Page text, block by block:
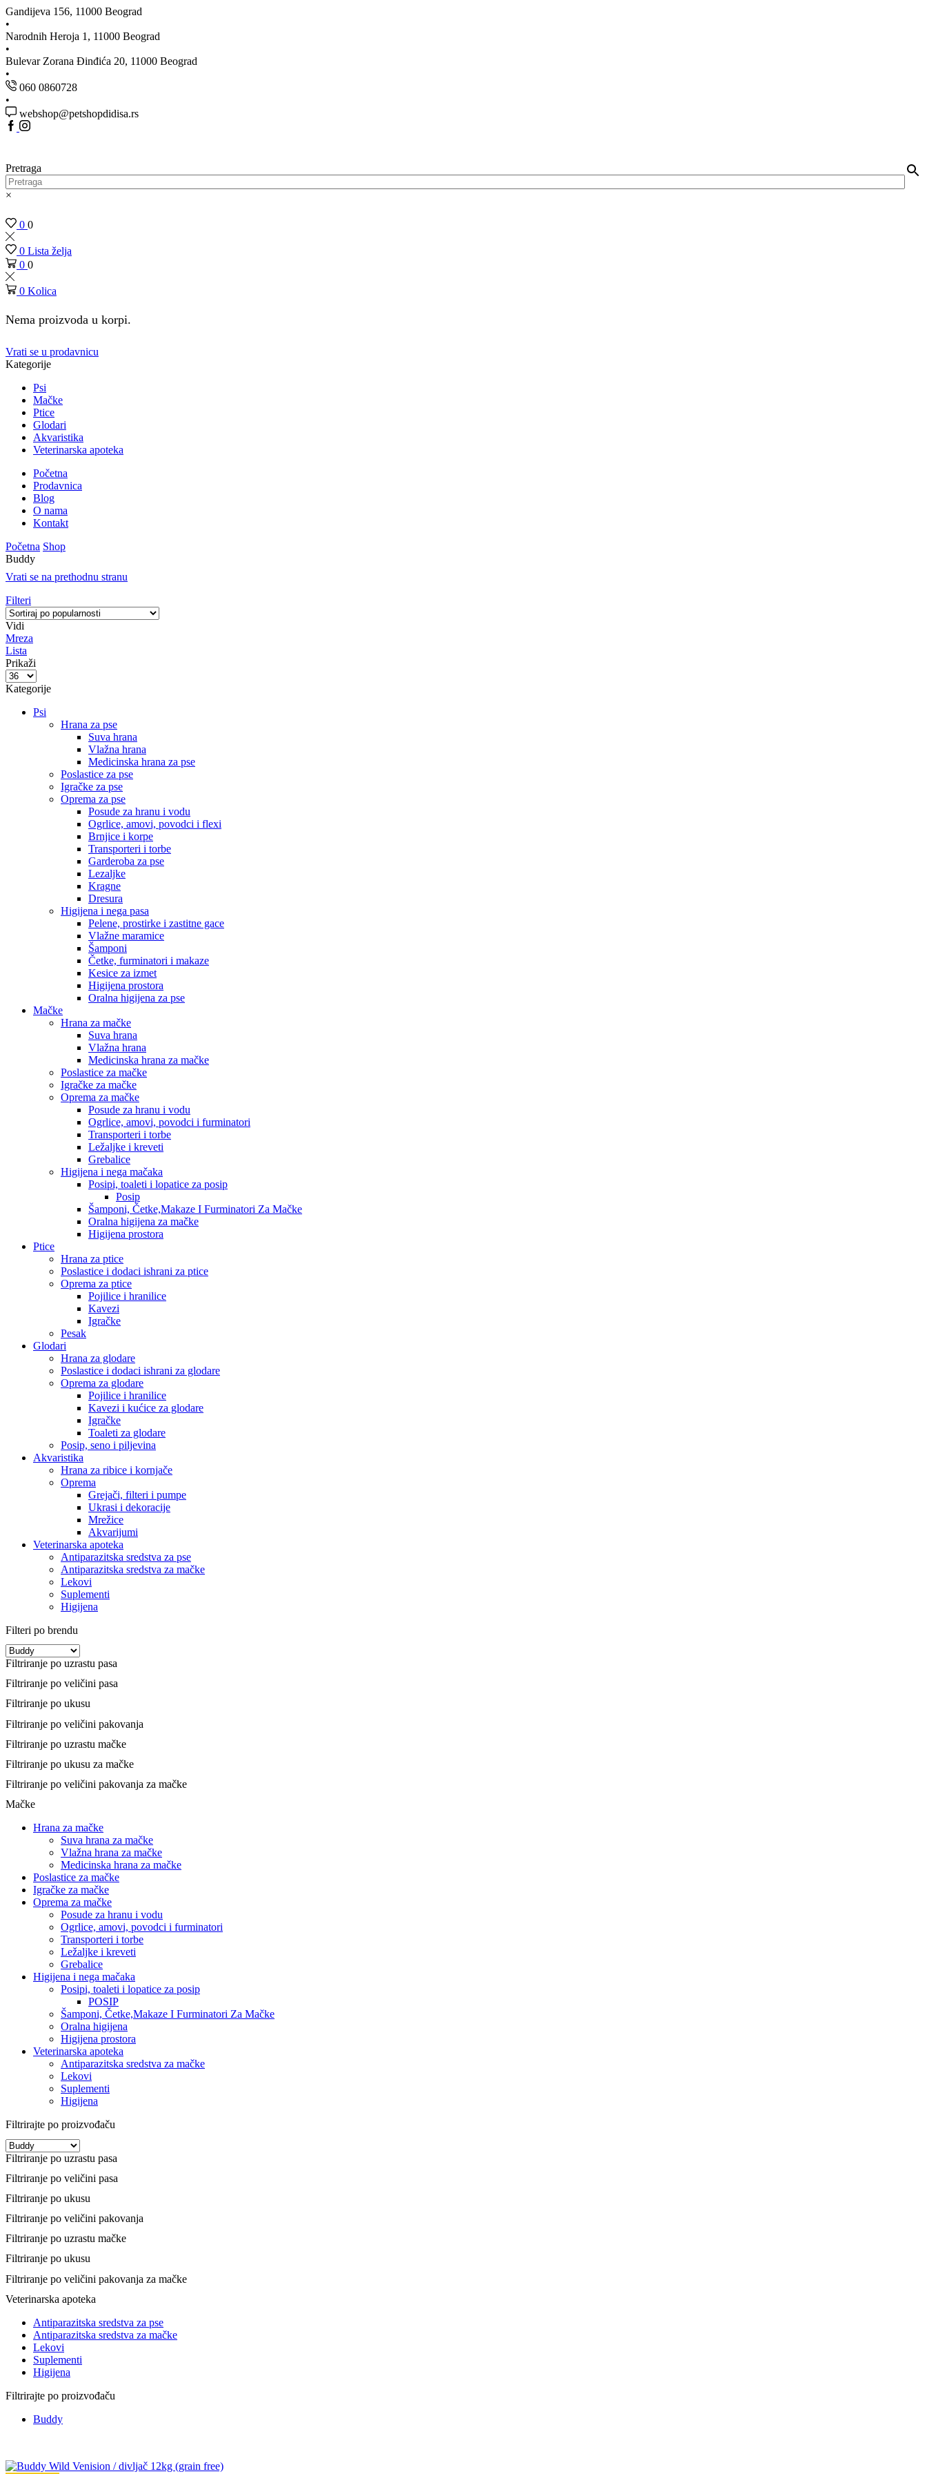
Gandijeva 156, 11000 Beograd
Narodnih Heroja 1, 11000 Beograd
Bulevar Zorana Đinđića 20, 11000 Beograd
060 0860728
webshop@petshopdidisa.rs
Facebook
Instagram
Pretraga
×
0 0
0 Lista želja
0 0
0 Kolica
Nema proizvoda u korpi.
Vrati se u prodavnicu
Kategorije
Psi
Mačke
Ptice
Glodari
Akvaristika
Veterinarska apoteka
Početna
Prodavnica
Blog
O nama
Kontakt
Početna Shop
Buddy
Vrati se na prethodnu stranu
Filteri
Vidi
Mreza
Lista
Prikaži
Proizvodi
po
Kategorije
Psi
Hrana za pse
Suva hrana
Vlažna hrana
Medicinska hrana za pse
Poslastice za pse
Igračke za pse
Oprema za pse
Posude za hranu i vodu
Ogrlice, amovi, povodci i flexi
Brnjice i korpe
Transporteri i torbe
Garderoba za pse
Lezaljke
Kragne
Dresura
Higijena i nega pasa
Pelene, prostirke i zastitne gace
Vlažne maramice
Šamponi
Četke, furminatori i makaze
Kesice za izmet
Higijena prostora
Oralna higijena za pse
Mačke
Hrana za mačke
Suva hrana
Vlažna hrana
Medicinska hrana za mačke
Poslastice za mačke
Igračke za mačke
Oprema za mačke
Posude za hranu i vodu
Ogrlice, amovi, povodci i furminatori
Transporteri i torbe
Ležaljke i kreveti
Grebalice
Higijena i nega mačaka
Posipi, toaleti i lopatice za posip
Posip
Šamponi, Četke,Makaze I Furminatori Za Mačke
Oralna higijena za mačke
Higijena prostora
Ptice
Hrana za ptice
Poslastice i dodaci ishrani za ptice
Oprema za ptice
Pojilice i hranilice
Kavezi
Igračke
Pesak
Glodari
Hrana za glodare
Poslastice i dodaci ishrani za glodare
Oprema za glodare
Pojilice i hranilice
Kavezi i kućice za glodare
Igračke
Toaleti za glodare
Posip, seno i piljevina
Akvaristika
Hrana za ribice i kornjače
Oprema
Grejači, filteri i pumpe
Ukrasi i dekoracije
Mrežice
Akvarijumi
Veterinarska apoteka
Antiparazitska sredstva za pse
Antiparazitska sredstva za mačke
Lekovi
Suplementi
Higijena
Filteri po brendu
Filtriranje po uzrastu pasa
Filtriranje po veličini pasa
Filtriranje po ukusu
Filtriranje po veličini pakovanja
Filtriranje po uzrastu mačke
Filtriranje po ukusu za mačke
Filtriranje po veličini pakovanja za mačke
Mačke
Hrana za mačke
Suva hrana za mačke
Vlažna hrana za mačke
Medicinska hrana za mačke
Poslastice za mačke
Igračke za mačke
Oprema za mačke
Posude za hranu i vodu
Ogrlice, amovi, povodci i furminatori
Transporteri i torbe
Ležaljke i kreveti
Grebalice
Higijena i nega mačaka
Posipi, toaleti i lopatice za posip
POSIP
Šamponi, Četke,Makaze I Furminatori Za Mačke
Oralna higijena
Higijena prostora
Veterinarska apoteka
Antiparazitska sredstva za mačke
Lekovi
Suplementi
Higijena
Filtrirajte po proizvođaču
Filtriranje po uzrastu pasa
Filtriranje po veličini pasa
Filtriranje po ukusu
Filtriranje po veličini pakovanja
Filtriranje po uzrastu mačke
Filtriranje po ukusu
Filtriranje po veličini pakovanja za mačke
Veterinarska apoteka
Antiparazitska sredstva za pse
Antiparazitska sredstva za mačke
Lekovi
Suplementi
Higijena
Filtrirajte po proizvođaču
Buddy